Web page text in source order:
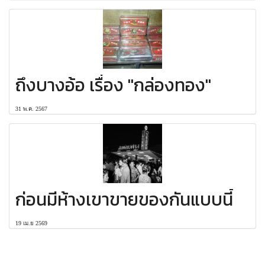
ถึงบางอ้อ เรื่อง "กล่องทอง"
31 พ.ค. 2567
ก่อนมีห้างเขาขายของกันแบบนี้
19 เม.ย 2569